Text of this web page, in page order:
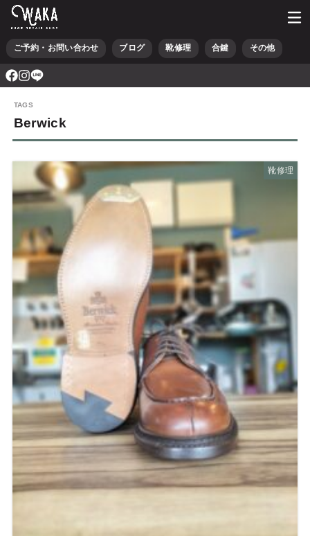
ご予約・お問い合わせ ブログ 靴修理 合鍵 その他
Berwick
靴修理